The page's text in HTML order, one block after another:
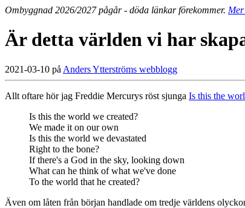
Ombyggnad 2026/2027 pågår - döda länkar förekommer.
Är detta världen vi har
2021-03-10 på Anders Ytterströms webblogg
Allt oftare hör jag Freddie Mercurys röst sjunga Is this the
Is this the world we created?
We made it on our own
Is this the world we devastated
Right to the bone?
If there's a God in the sky, looking down
What can he think of what we've done
To the world that he created?
Även om låten från början handlade om tredje världens